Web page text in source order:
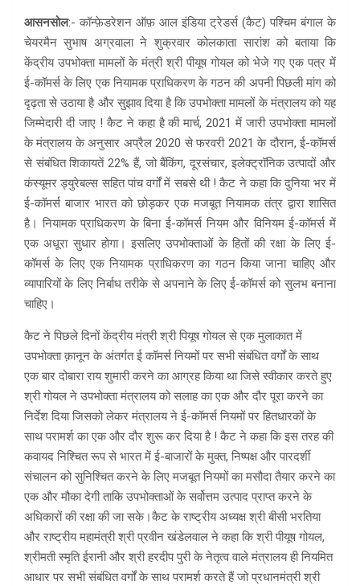
आसनसोल:- कॉन्फ़ेडरेशन ऑफ़ आल इंडिया ट्रेडर्स (कैट) पश्चिम बंगाल के
चेयरमैन सुभाष अग्रवाला ने शुक्रवार कोलकाता सारांश को बताया कि
केंद्रीय उपभोक्ता मामलों के मंत्री श्री पीयूष गोयल को भेजे गए एक पत्र में
ई-कॉमर्स के लिए एक नियामक प्राधिकरण के गठन की अपनी पिछली मांग को
दृढ़ता से उठाया है और सुझाव दिया है कि उपभोक्ता मामलों के मंत्रालय को यह
जिम्मेदारी दी जाए ! कैट ने कहा है की मार्च, 2021 में जारी उपभोक्ता मामलों
के मंत्रालय के अनुसार अप्रैल 2020 से फरवरी 2021 के दौरान, ई-कॉमर्स
से संबंधित शिकायतें 22% हैं, जो बैंकिंग, दूरसंचार, इलेक्ट्रॉनिक उत्पादों और
कंस्यूमर ड्युरेबल्स सहित पांच वर्गों में सबसे थी ! कैट ने कहा कि दुनिया भर में
ई-कॉमर्स बाजार भारत को छोड़कर एक मजबूत नियामक तंत्र द्वारा शासित
है। नियामक प्राधिकरण के बिना ई-कॉमर्स नियम और विनियम ई-कॉमर्स में
एक अधूरा सुधार होगा। इसलिए उपभोक्ताओं के हितों की रक्षा के लिए ई-
कॉमर्स के लिए एक नियामक प्राधिकरण का गठन किया जाना चाहिए और
व्यापारियों के लिए निर्बाध तरीके से अपनाने के लिए ई-कॉमर्स को सुलभ बनाना
चाहिए।
कैट ने पिछले दिनों केंद्रीय मंत्री श्री पियूष गोयल से एक मुलाकात में
उपभोक्ता क़ानून के अंतर्गत ई कॉमर्स नियमों पर सभी संबंधित वर्गों के साथ
एक बार दोबारा राय शुमारी करने का आग्रह किया था जिसे स्वीकार करते हुए
श्री गोयल ने उपभोक्ता मंत्रालय को सलाह का एक और दौर पूरा करने का
निर्देश दिया जिसको लेकर मंत्रालय ने ई-कॉमर्स नियमों पर हितधारकों के
साथ परामर्श का एक और दौर शुरू कर दिया है ! कैट ने कहा कि इस तरह की
कवायद निश्चित रूप से भारत में ई-बाजारों के मुक्त, निष्पक्ष और पारदर्शी
संचालन को सुनिश्चित करने के लिए मजबूत नियमों का मसौदा तैयार करने का
एक और मौका देगी ताकि उपभोक्ताओं के सर्वोत्तम उत्पाद प्राप्त करने के
अधिकारों की रक्षा की जा सके।कैट के राष्ट्रीय अध्यक्ष श्री बीसी भरतिया
और राष्ट्रीय महामंत्री श्री प्रवीन खंडेलवाल ने कहा कि श्री पीयूष गोयल,
श्रीमती स्मृति ईरानी और श्री हरदीप पुरी के नेतृत्व वाले मंत्रालय ही नियमित
आधार पर सभी संबंधित वर्गों के साथ परामर्श करते हैं जो प्रधानमंत्री श्री